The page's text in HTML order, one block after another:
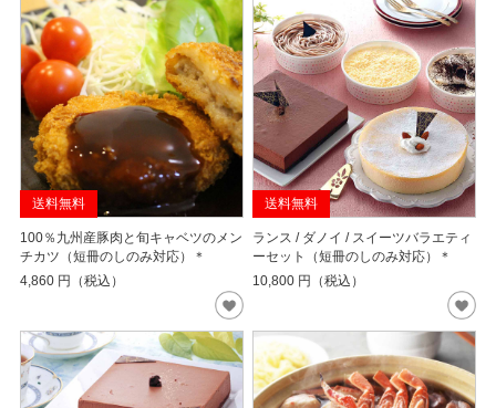
送料無料
100％九州産豚肉と旬キャベツのメン
チカツ（短冊のしのみ対応）＊
4,860 円（税込）
送料無料
ランス / ダノイ / スイーツバラエティ
ーセット（短冊のしのみ対応）＊
10,800 円（税込）